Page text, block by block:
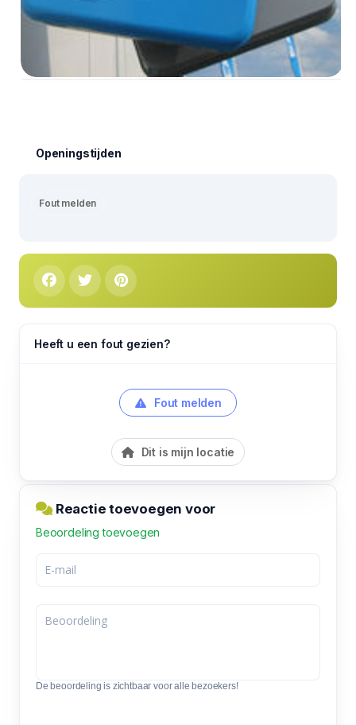
Openingstijden
Fout melden
Heeft u een fout gezien?
Fout melden
Dit is mijn locatie
Reactie toevoegen voor
Beoordeling toevoegen
De beoordeling is zichtbaar voor alle bezoekers!